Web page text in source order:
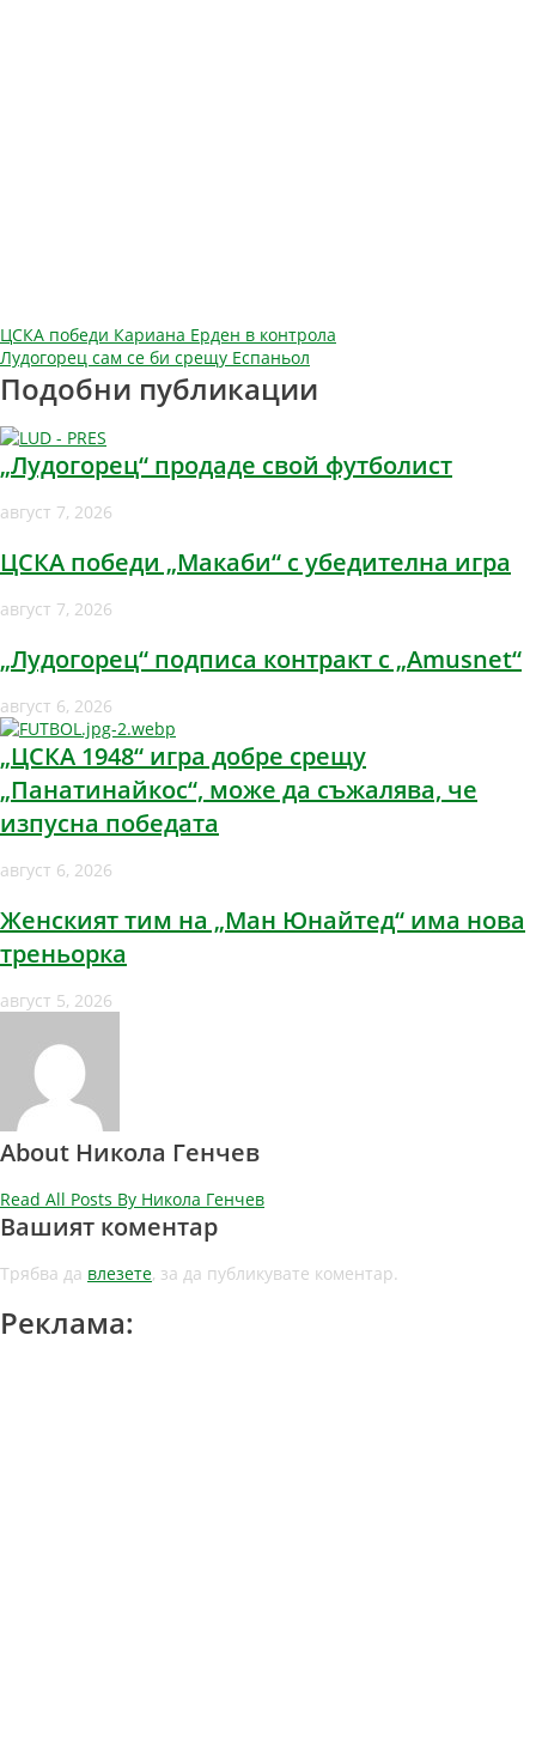
Навигация
ЦСКА победи Кариана Ерден в контрола
Лудогорец сам се би срещу Еспаньол
Подобни публикации
„Лудогорец“ продаде свой футболист
август 7, 2026
ЦСКА победи „Макаби“ с убедителна игра
август 7, 2026
„Лудогорец“ подписа контракт с „Amusnet“
август 6, 2026
„ЦСКА 1948“ игра добре срещу
„Панатинайкос“, може да съжалява, че
изпусна победата
август 6, 2026
Женският тим на „Ман Юнайтед“ има нова
треньорка
август 5, 2026
About Никола Генчев
Read All Posts By Никола Генчев
Вашият коментар
Трябва да влезете, за да публикувате коментар.
Реклама: